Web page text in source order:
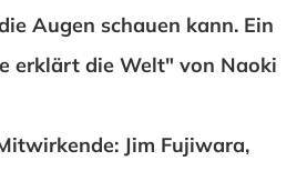
Augen schauen kann. Ein
erklärt die Welt" von Naoki
Jim Fujiwara,